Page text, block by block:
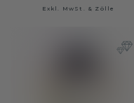
Exkl. MwSt. & Zölle